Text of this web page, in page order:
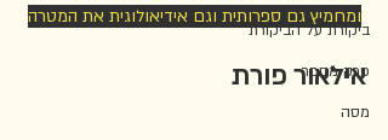
ביקורת על הביקורת
פרק מספר
מסה
ומחמיץ גם ספרותית וגם אידיאולוגית את המטרה
אילאור פורת